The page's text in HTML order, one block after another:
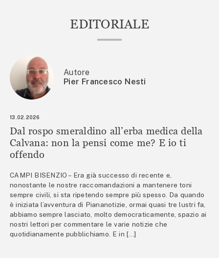
EDITORIALE
Autore
Pier Francesco Nesti
13.02.2026
Dal rospo smeraldino all’erba medica della
Calvana: non la pensi come me? E io ti
offendo
CAMPI BISENZIO – Era già successo di recente e,
nonostante le nostre raccomandazioni a mantenere toni
sempre civili, si sta ripetendo sempre più spesso. Da quando
è iniziata l’avventura di Piananotizie, ormai quasi tre lustri fa,
abbiamo sempre lasciato, molto democraticamente, spazio ai
nostri lettori per commentare le varie notizie che
quotidianamente pubblichiamo. E in […]